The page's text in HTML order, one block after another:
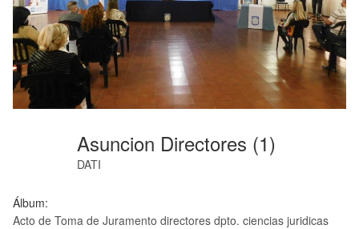
Asuncion Directores (1)
DATI
Álbum:
Acto de Toma de Juramento directores dpto. ciencias juridicas